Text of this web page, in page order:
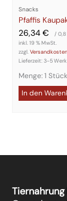
Snacks
Pfaffis
26,34 € / 0,8
inkl. 19 % MwSt.
zzgl.Versandkosten
Lieferzeit:3-5
Menge: 1 Stück
In den